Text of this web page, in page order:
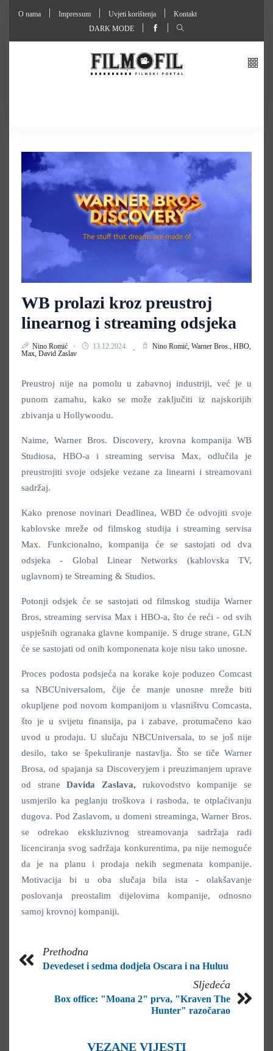
O nama Impressum Uvjeti korištenja
Kontakt
DARK MODE
WB prolazi kroz preustroj
linearnog i streaming odsjeka
Nino Romić 13.12.2024. Nino Romić, Warner Bros., HBO,
Max, David Zaslav
Preustroj nije na pomolu u zabavnoj industriji, već je u
punom zamahu, kako se može zaključiti iz najskorijih
zbivanja u Hollywoodu.
Naime, Warner Bros. Discovery, krovna kompanija WB
Studiosa, HBO-a i streaming servisa Max, odlučila je
preustrojiti svoje odsjeke vezane za linearni i streamovani
sadržaj.
Kako prenose novinari Deadlinea, WBD će odvojiti svoje
kablovske mreže od filmskog studija i streaming servisa
Max. Funkcionalno, kompanija će se sastojati od dva
odsjeka - Global Linear Networks (kablovska TV,
uglavnom) te Streaming & Studios.
Potonji odsjek će se sastojati od filmskog studija Warner
Bros, streaming servisa Max i HBO-a, što će reći - od svih
uspješnih ogranaka glavne kompanije. S druge strane, GLN
će se sastojati od onih komponenata koje nisu tako unosne.
Proces podosta podsjeća na korake koje poduzeo Comcast
sa NBCUniversalom, čije će manje unosne mreže biti
okupljene pod novom kompanijom u vlasništvu Comcasta,
što je u svijetu finansija, pa i zabave, protumačeno kao
uvod u prodaju. U slučaju NBCUniversala, to se još nije
desilo, tako se špekuliranje nastavlja. Što se tiče Warner
Brosa, od spajanja sa Discoveryjem i preuzimanjem uprave
od straneDavida Zaslava, rukovodstvo kompanije se
usmjerilo ka peglanju troškova i rashoda, te otplaćivanju
dugova. Pod Zaslavom, u domeni streaminga, Warner Bros.
se odrekao ekskluzivnog streamovanja sadržaja radi
licenciranja svog sadržaja konkurentima, pa nije nemoguće
da je na planu i prodaja nekih segmenata kompanije.
Motivacija bi u oba slučaja bila ista - olakšavanje
poslovanja preostalim dijelovima kompanije, odnosno
samoj krovnoj kompaniji.
Prethodna
Devedeset i sedma dodjela Oscara i na Huluu
Sljedeća
Box office: "Moana 2" prva, "Kraven The
Hunter" razočarao
VEZANE VIJESTI